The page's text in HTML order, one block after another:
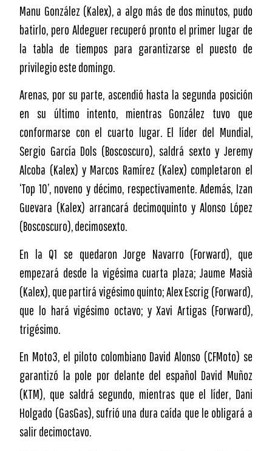
Manu González (Kalex), a algo más de dos minutos, pudo
batirlo, pero Aldeguer recuperó pronto el primer lugar de
la tabla de tiempos para garantizarse el puesto de
privilegio este domingo.
Arenas, por su parte, ascendió hasta la segunda posición
en su último intento, mientras González tuvo que
conformarse con el cuarto lugar. El líder del Mundial,
Sergio García Dols (Boscoscuro), saldrá sexto y Jeremy
Alcoba (Kalex) y Marcos Ramírez (Kalex) completaron el
‘Top 10’, noveno y décimo, respectivamente. Además, Izan
Guevara (Kalex) arrancará decimoquinto y Alonso López
(Boscoscuro), decimosexto.
En la Q1 se quedaron Jorge Navarro (Forward), que
empezará desde la vigésima cuarta plaza; Jaume Masià
(Kalex), que partirá vigésimo quinto; Alex Escrig (Forward),
que lo hará vigésimo octavo; y Xavi Artigas (Forward),
trigésimo.
En Moto3, el piloto colombiano David Alonso (CFMoto) se
garantizó la pole por delante del español David Muñoz
(KTM), que saldrá segundo, mientras que el líder, Dani
Holgado (GasGas), sufrió una dura caída que le obligará a
salir decimoctavo.